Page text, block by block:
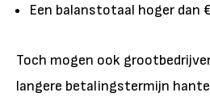
Een balanstotaal hoger dan
Toch mogen ook
langere betalingstermijn